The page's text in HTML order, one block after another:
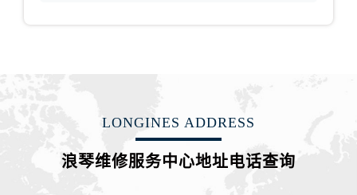
江西省南昌市红谷滩新区红谷中大道998号绿地双子塔（中央广场）A1座办公楼14层1407室浪琴售后服务中心（需提前预约）
LONGINES ADDRESS
浪琴维修服务中心地址电话查询